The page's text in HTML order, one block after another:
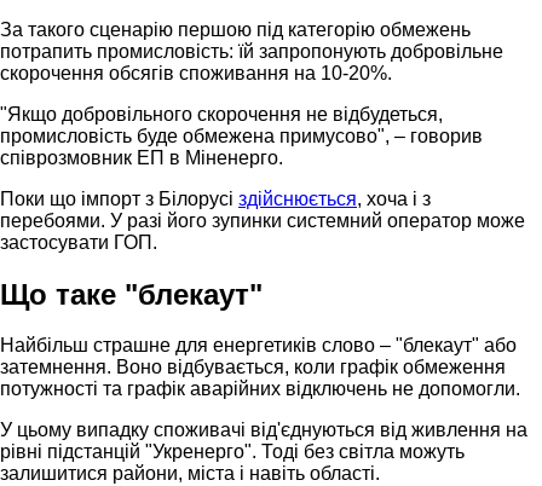
За такого сценарію першою під категорію обмежень
потрапить промисловість: їй запропонують добровільне
скорочення обсягів споживання на 10-20%.
"Якщо добровільного скорочення не відбудеться,
промисловість буде обмежена примусово", – говорив
співрозмовник ЕП в Міненерго.
Поки що імпорт з Білорусі здійснюється, хоча і з
перебоями. У разі його зупинки системний оператор може
застосувати ГОП.
Що таке "блекаут"
Найбільш страшне для енергетиків слово – "блекаут" або
затемнення. Воно відбувається, коли графік обмеження
потужності та графік аварійних відключень не допомогли.
У цьому випадку споживачі від'єднуються від живлення на
рівні підстанцій "Укренерго". Тоді без світла можуть
залишитися райони, міста і навіть області.